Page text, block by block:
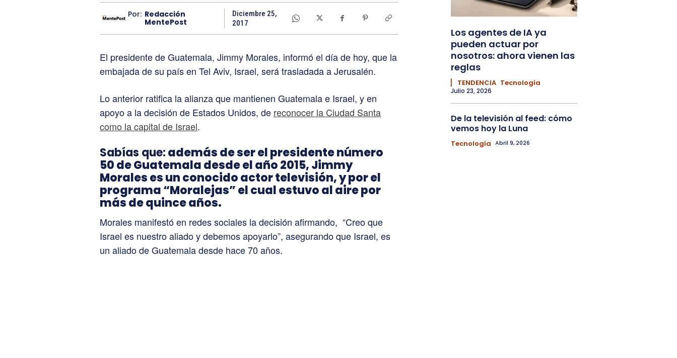
Por: Redacción
MentePost
Diciembre 25,
2017
El presidente de Guatemala, Jimmy Morales, informó el día de hoy, que la
embajada de su país en Tel Aviv, Israel, será trasladada a Jerusalén.
Lo anterior ratifica la alianza que mantienen Guatemala e Israel, y en
apoyo a la decisión de Estados Unidos, de reconocer la Ciudad Santa
como la capital de Israel.
Sabías que:además de ser el presidente número
50 de Guatemala desde el año 2015, Jimmy
Morales es un conocido actor televisión, y por el
programa “Moralejas” el cual estuvo al aire por
más de quince años.
Morales manifestó en redes sociales la decisión afirmando, “Creo que
Israel es nuestro aliado y debemos apoyarlo”, asegurando que Israel, es
un aliado de Guatemala desde hace 70 años.
Los agentes de IA ya
pueden actuar por
nosotros: ahora vienen las
reglas
▏ TENDENCIA Tecnología
Julio 23, 2026
De la televisión al feed: cómo
vemos hoy la Luna
Tecnología Abril 9, 2026